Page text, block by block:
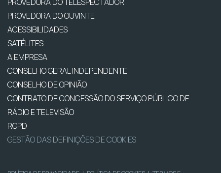
PROVEDORA DO OUVINTE
ACESSIBILIDADES
SATÉLITES
A EMPRESA
CONSELHO GERAL INDEPENDENTE
CONSELHO DE OPINIÃO
CONTRATO DE CONCESSÃO DO SERVIÇO PÚBLICO DE
RÁDIO E TELEVISÃO
RGPD
GESTÃO DAS DEFINIÇÕES DE COOKIES